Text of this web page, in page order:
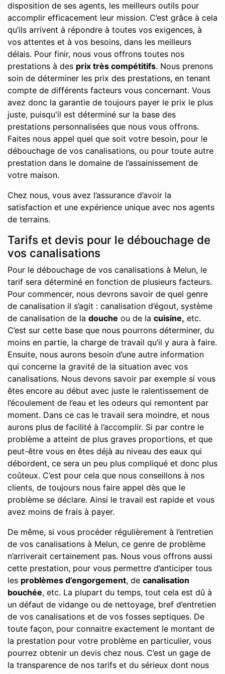
disposition de ses agents, les meilleurs outils pour
accomplir efficacement leur mission. C’est grâce à cela
qu’ils arrivent à répondre à toutes vos exigences, à
vos attentes et à vos besoins, dans les meilleurs
délais. Pour finir, nous vous offrons toutes nos
prestations à des prix très compétitifs. Nous prenons
soin de déterminer les prix des prestations, en tenant
compte de différents facteurs vous concernant. Vous
avez donc la garantie de toujours payer le prix le plus
juste, puisqu'il est déterminé sur la base des
prestations personnalisées que nous vous offrons.
Faites nous appel quel que soit votre besoin, pour le
débouchage de vos canalisations, ou pour toute autre
prestation dans le domaine de l’assainissement de
votre maison.
Chez nous, vous avez l’assurance d’avoir la
satisfaction et une expérience unique avec nos agents
de terrains.
Tarifs et devis pour le débouchage de
vos canalisations
Pour le débouchage de vos canalisations à Melun, le
tarif sera déterminé en fonction de plusieurs facteurs.
Pour commencer, nous devrons savoir de quel genre
de canalisation il s’agit : canalisation d’égout, système
de canalisation de la douche ou de la cuisine, etc.
C’est sur cette base que nous pourrons déterminer, du
moins en partie, la charge de travail qu’il y aura à faire.
Ensuite, nous aurons besoin d’une autre information
qui concerne la gravité de la situation avec vos
canalisations. Nous devons savoir par exemple si vous
êtes encore au début avec juste le ralentissement de
l’écoulement de l’eau et les odeurs qui remontent par
moment. Dans ce cas le travail sera moindre, et nous
aurons plus de facilité à l’accomplir. Si par contre le
problème a atteint de plus graves proportions, et que
peut-être vous en êtes déjà au niveau des eaux qui
débordent, ce sera un peu plus compliqué et donc plus
coûteux. C’est pour cela que nous conseillons à nos
clients, de toujours nous faire appel dès que le
problème se déclare. Ainsi le travail est rapide et vous
avez moins de frais à payer.
De même, si vous procéder régulièrement à l’entretien
de vos canalisations à Melun, ce genre de problème
n’arriverait certainement pas. Nous vous offrons aussi
cette prestation, pour vous permettre d’anticiper tous
les problèmes d’engorgement, de canalisation
bouchée, etc. La plupart du temps, tout cela est dû à
un défaut de vidange ou de nettoyage, bref d’entretien
de vos canalisations et de vos fosses septiques. De
toute façon, pour connaitre exactement le montant de
la prestation pour votre problème en particulier, vous
pourrez obtenir un devis chez nous. C’est un gage de
la transparence de nos tarifs et du sérieux dont nous